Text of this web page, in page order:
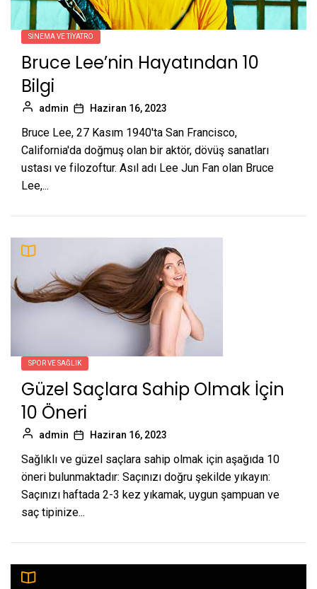
SINEMA VE TIYATRO
Bruce Lee’nin Hayatından 10
Bilgi
admin Haziran 16, 2023
Bruce Lee, 27 Kasım 1940'ta San Francisco,
California'da doğmuş olan bir aktör, dövüş sanatları
ustası ve filozoftur. Asıl adı Lee Jun Fan olan Bruce
Lee,...
SPOR VE SAĞLIK
Güzel Saçlara Sahip Olmak İçin
10 Öneri
admin Haziran 16, 2023
Sağlıklı ve güzel saçlara sahip olmak için aşağıda 10
öneri bulunmaktadır: Saçınızı doğru şekilde yıkayın:
Saçınızı haftada 2-3 kez yıkamak, uygun şampuan ve
saç tipinize...